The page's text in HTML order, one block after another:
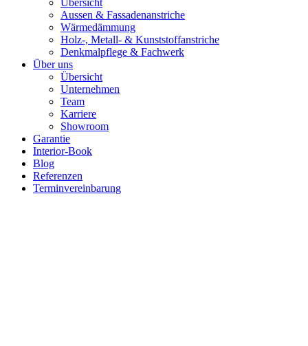
Übersicht
Aussen & Fassadenanstriche
Wärmedämmung
Holz-, Metall- & Kunststoffanstriche
Denkmalpflege & Fachwerk
Über uns
Übersicht
Unternehmen
Team
Karriere
Showroom
Garantie
Interior-Book
Blog
Referenzen
Terminvereinbarung